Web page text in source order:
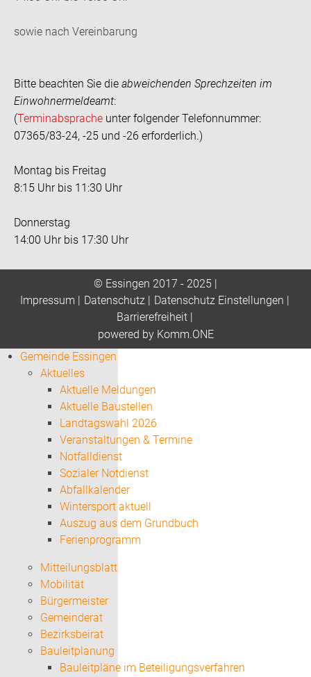
sowie nach Vereinbarung
Bitte beachten Sie die abweichenden Sprechzeiten im
Einwohnermeldeamt:
(Terminabsprache unter folgender Telefonnummer:
07365/83-24, -25 und -26 erforderlich.)
Montag bis Freitag
8:15 Uhr bis 11:30 Uhr
Donnerstag
14:00 Uhr bis 17:30 Uhr
© Essingen 2017 - 2025 |
Impressum | Datenschutz| Datenschutz Einstellungen |
Barrierefreiheit|
powered by Komm.ONE
Gemeinde Essingen
Aktuelles
Aktuelle Meldungen
Aktuelle Baustellen
Landtagswahl 2026
Veranstaltungen & Termine
Notfalldienst
Sozialer Notdienst
Abfallkalender
Wintersport aktuell
Auszug aus dem Grundbuch
Ferienprogramm
Mitteilungsblatt
Mobilität
Bürgermeister
Gemeinderat
Bezirksbeirat
Bauleitplanung
Bauleitpläne im Beteiligungsverfahren